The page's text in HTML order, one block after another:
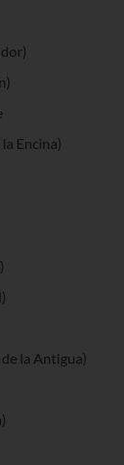
Encina)
la Antigua)